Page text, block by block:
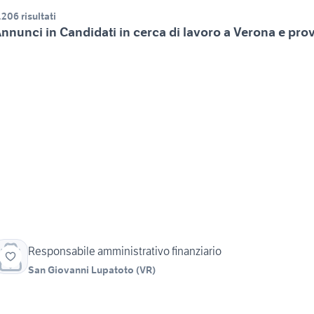
risultati
in Candidati in cerca di lavoro a Verona e
Responsabile amministrativo finanziario
San Giovanni Lupatoto (VR)